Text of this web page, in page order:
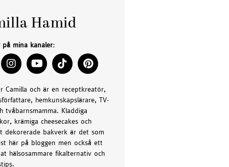
Hamid
på mina kanaler:
Camilla och är en receptkreatör,
hemkunskapslärare, TV-
tvåbarnsmamma. Kladdiga
krämiga cheesecakes och
dekorerade bakverk är det som
här på bloggen men också ett
hälsosammare fikalternativ och